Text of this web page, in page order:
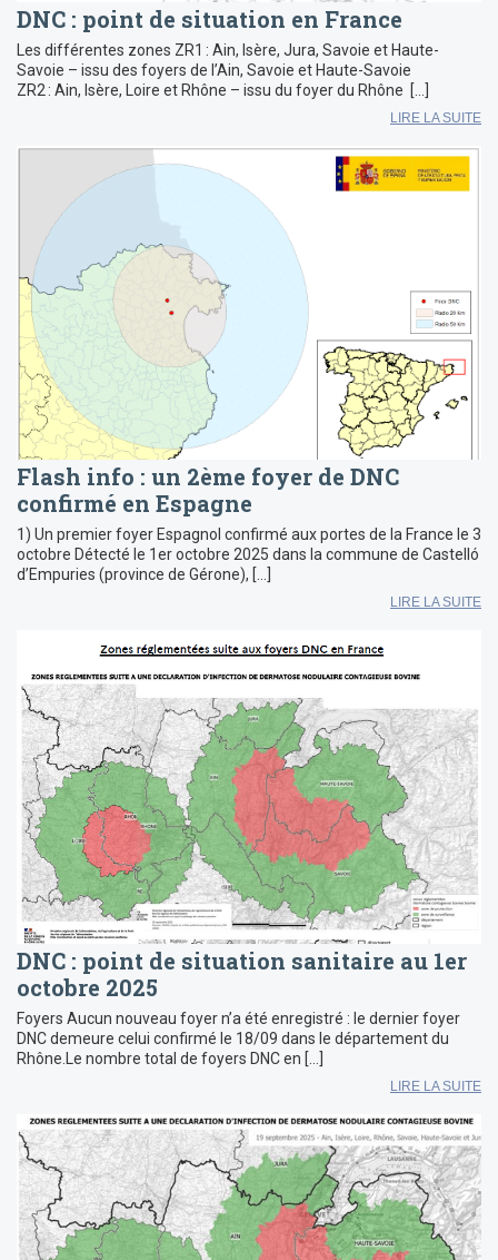
DNC : point de situation en France
Les différentes zones ZR1 : Ain, Isère, Jura, Savoie et Haute-
Savoie – issu des foyers de l’Ain, Savoie et Haute-Savoie
ZR2 : Ain, Isère, Loire et Rhône – issu du foyer du Rhône […]
LIRE LA SUITE
Flash info : un 2ème foyer de DNC
confirmé en Espagne
1) Un premier foyer Espagnol confirmé aux portes de la France le 3
octobre Détecté le 1er octobre 2025 dans la commune de Castelló
d’Empuries (province de Gérone), […]
LIRE LA SUITE
DNC : point de situation sanitaire au 1er
octobre 2025
Foyers Aucun nouveau foyer n’a été enregistré : le dernier foyer
DNC demeure celui confirmé le 18/09 dans le département du
Rhône.Le nombre total de foyers DNC en […]
LIRE LA SUITE